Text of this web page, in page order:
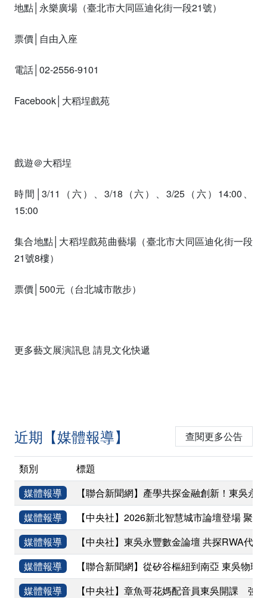
地點│永樂廣場（臺北市大同區迪化街一段21號）
票價│自由入座
電話│02-2556-9101
Facebook│大稻埕戲苑
戲遊＠大稻埕
時間│3/11（六）、3/18（六）、3/25（六）14:00、
15:00
集合地點│大稻埕戲苑曲藝場（臺北市大同區迪化街一段
21號8樓）
票價│500元（台北城市散步）
更多藝文展演訊息 請見文化快遞
近期【媒體報導】 查閱更多公告
類別
標題
媒體報導
【聯合新聞網】產學共探金融創新！東吳
媒體報導
【中央社】2026新北智慧城市論壇登場 聚
媒體報導
【中央社】東吳永豐數金論壇 共探RWA代幣
媒體報導
【聯合新聞網】從矽谷樞紐到南亞 東吳物理
媒體報導
【中央社】章魚哥花媽配音員東吳開課 強